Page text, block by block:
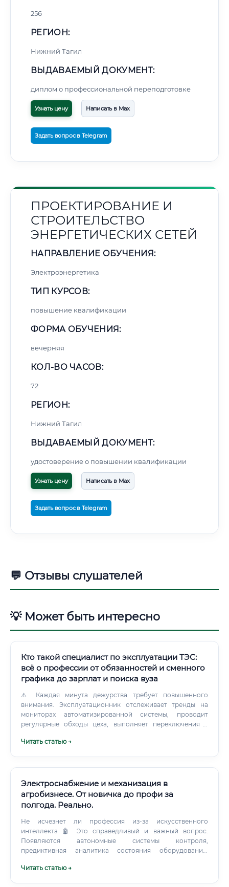
256
РЕГИОН:
Нижний Тагил
ВЫДАВАЕМЫЙ ДОКУМЕНТ:
диплом о профессиональной переподготовке
Узнать цену Написать в Max
Задать вопрос в Telegram
ПРОЕКТИРОВАНИЕ И
СТРОИТЕЛЬСТВО
ЭНЕРГЕТИЧЕСКИХ СЕТЕЙ
НАПРАВЛЕНИЕ ОБУЧЕНИЯ:
Электроэнергетика
ТИП КУРСОВ:
повышение квалификации
ФОРМА ОБУЧЕНИЯ:
вечерняя
КОЛ-ВО ЧАСОВ:
72
РЕГИОН:
Нижний Тагил
ВЫДАВАЕМЫЙ ДОКУМЕНТ:
удостоверение о повышении квалификации
Узнать цену Написать в Max
Задать вопрос в Telegram
💬 Отзывы слушателей
💡 Может быть интересно
Кто такой специалист по эксплуатации ТЭС:
всё о профессии от обязанностей и сменного
графика до зарплат и поиска вуза
⚠️ Каждая минута дежурства требует повышенного
внимания. Эксплуатационник отслеживает тренды на
мониторах автоматизированной системы, проводит
регулярные обходы цеха, выполняет переключения в
Читать статью →
Электроснабжение и механизация в
агробизнесе. От новичка до профи за
полгода. Реально.
Не исчезнет ли профессия из-за искусственного
интеллекта 🤖 Это справедливый и важный вопрос.
Появляются автономные системы контроля,
предиктивная аналитика состояния оборудования,
Читать статью →